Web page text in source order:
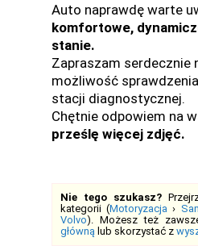
Auto naprawdę warte
komfortowe,
stanie.
Zapraszam serdecznie
możliwość
stacji diagnostycznej.
Chętnie odpowiem na
prześlę więcej zdjęć.
Nie tego szukasz?
kategorii (Motoryzacja ›
Volvo). Możesz też
główną lub skorzystać z